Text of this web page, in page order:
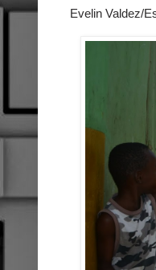
Evelin Valdez/